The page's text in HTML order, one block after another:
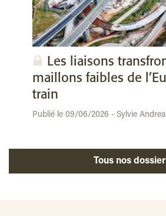
Les liaisons
maillons faibles de
train
Publié le 09/06/2026 - Sylvie
Tous nos